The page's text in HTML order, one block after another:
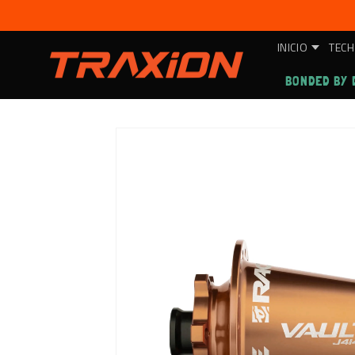
al contenido
INICIO
BONDED BY